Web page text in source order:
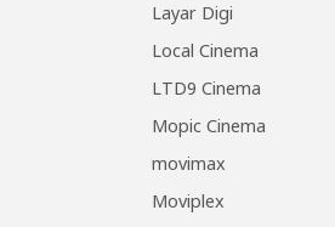
Layar Digi
Local Cinema
LTD9 Cinema
Mopic Cinema
movimax
Moviplex